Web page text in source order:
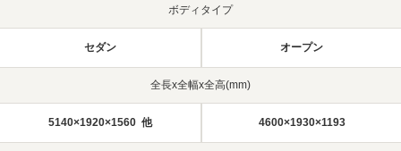
ボディタイプ
セダン オープン
全長x全幅x全高(mm)
5140×1920×1560 他 4600×1930×1193